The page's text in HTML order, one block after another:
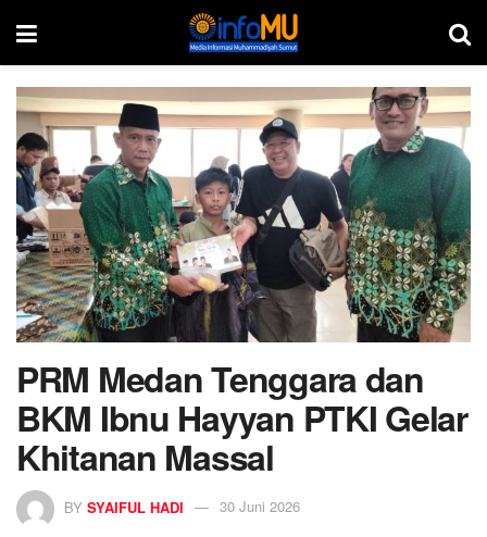
PRM Medan Tenggara dan
BKM Ibnu Hayyan PTKI Gelar
Khitanan Massal
BY SYAIFUL HADI 30 Juni 2026